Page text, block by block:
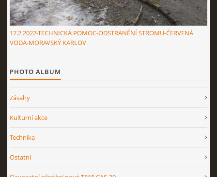
17.2.2022-TECHNICKÁ POMOC-ODSTRANĚNÍ STROMU-ČERVENÁ
VODA-MORAVSKÝ KARLOV
PHOTO ALBUM
Zásahy
Kulturní akce
Technika
Ostatní